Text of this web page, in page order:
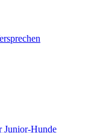
Junior-Hunde